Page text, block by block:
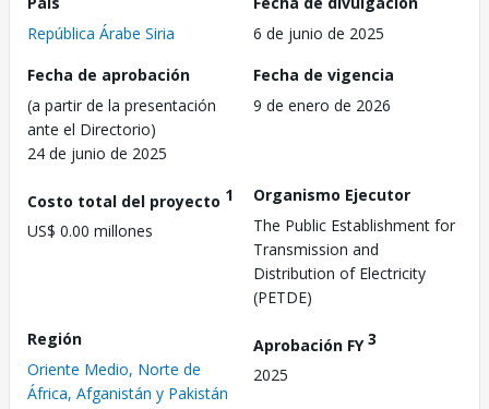
República Árabe Siria
6 de junio de 2025
Fecha de aprobación
(a partir de la presentación
ante el Directorio)
24 de junio de 2025
Fecha de vigencia
9 de enero de 2026
Costo total del proyecto 1
US$ 0.00 millones
Organismo Ejecutor
The Public Establishment for
Transmission and
Distribution of Electricity
(PETDE)
Región
Oriente Medio, Norte de
África, Afganistán y Pakistán
Aprobación FY3
2025